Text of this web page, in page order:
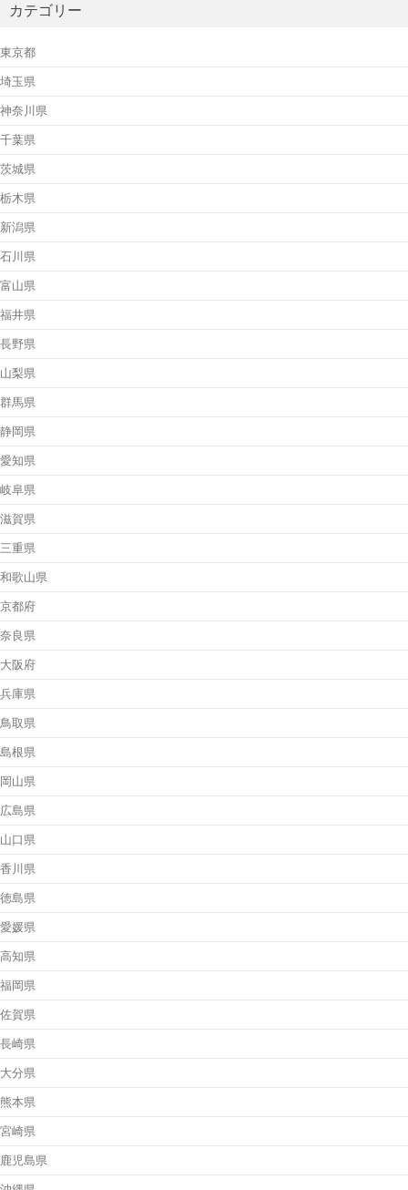
カテゴリー
東京都
埼玉県
神奈川県
千葉県
茨城県
栃木県
新潟県
石川県
富山県
福井県
長野県
山梨県
群馬県
静岡県
愛知県
岐阜県
滋賀県
三重県
和歌山県
京都府
奈良県
大阪府
兵庫県
鳥取県
島根県
岡山県
広島県
山口県
香川県
徳島県
愛媛県
高知県
福岡県
佐賀県
長崎県
大分県
熊本県
宮崎県
鹿児島県